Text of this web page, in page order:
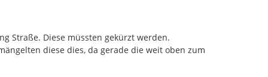
Straße. Diese müssten gekürzt werden.
diese dies, da gerade die weit oben zum